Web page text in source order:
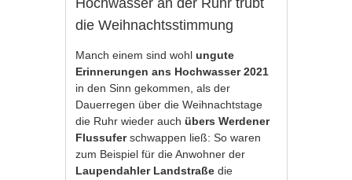
die Weihnachtsstimmung
Manch einem sind wohlungute
Erinnerungen ans Hochwasser 2021
in den Sinn gekommen, als der
Dauerregen über die Weihnachtstage
die Ruhr wieder auchübers Werdener
Flussuferschwappen ließ: So waren
zum Beispiel für die Anwohner der
Laupendahler Landstraße die